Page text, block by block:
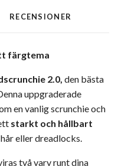
RECENSIONER
färgtema
2.0, den bästa
uppgraderade
en vanlig scrunchie och
starkt och hållbart
eller dreadlocks.
två varv runt dina